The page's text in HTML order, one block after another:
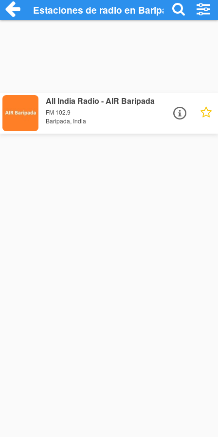
Estaciones de radio en Baripada -
All India Radio - AIR Baripada
FM 102.9
Baripada, India